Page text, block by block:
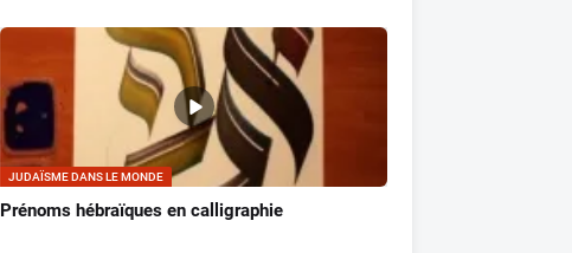
JUDAÏSME DANS LE MONDE
Prénoms hébraïques en calligraphie